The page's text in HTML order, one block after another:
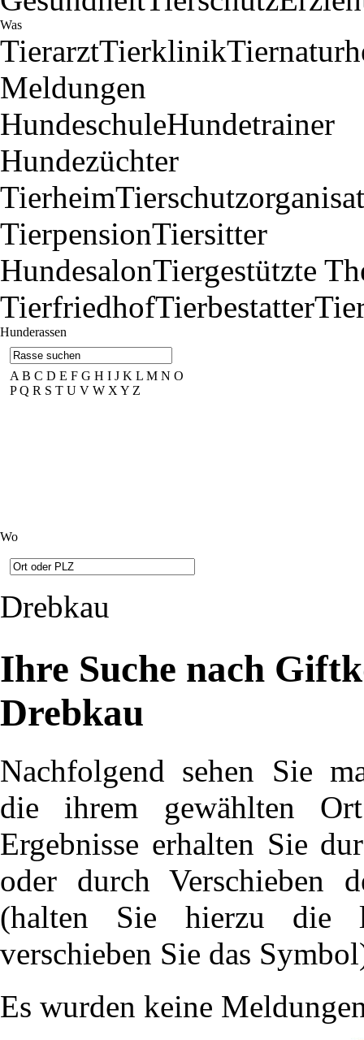
Was
TierarztTierklinik
Meldungen
HundeschuleHundetrainer
Hundezüchter
Tierheim
TierpensionTiersitter
HundesalonTiergestützte
TierfriedhofTierbestatter
Hunderassen
A B C D E F G H I J K L M N O
P Q R S T U V W X Y Z
Wo
Drebkau
Ihre Suche nach
Drebkau
Nachfolgend sehen Sie
die ihrem gewählten
Ergebnisse erhalten Sie
oder durch Verschieben
(halten Sie hierzu die
verschieben Sie das
Es wurden keine